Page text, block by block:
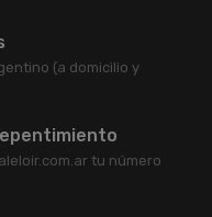
(a domicilio y
tu número